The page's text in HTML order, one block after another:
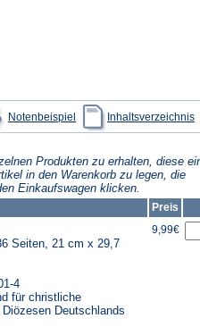
Notenbeispiel
(Öffnet
in
einem
Tab)
Inhaltsverzeichnis
Produkten zu erhalten, diese
in den Warenkorb zu legen, die
Einkaufswagen klicken.
Preis
Seiten, 21 cm x 29,7
4
für christliche
Deutschlands
9,99€